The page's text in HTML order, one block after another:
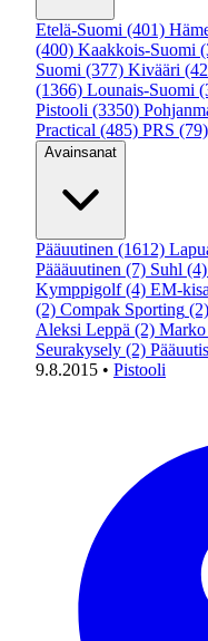
Etelä-Suomi (401)
(400) Kaakkois-Suomi
Suomi (377) Kivääri
(1366) Lounais-Suomi
Pistooli (3350)
Practical (485) PRS (79)
Avainsanat
Pääuutinen (1612)
Päääuutinen (7) Suhl (4)
Kymppigolf (4) EM-
(2) Compak Sporting (2)
Aleksi Leppä (2)
Seurakysely (2)
9.8.2015 • Pistooli